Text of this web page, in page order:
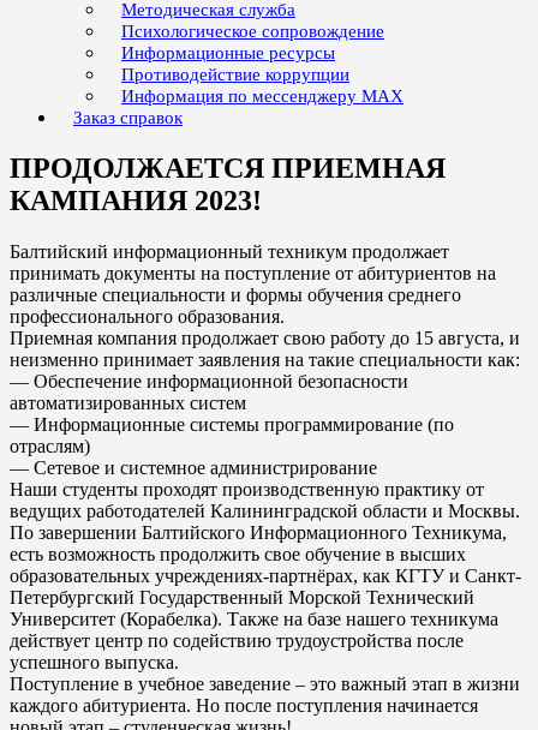
Методическая служба
Психологическое сопровождение
Информационные ресурсы
Противодействие коррупции
Информация по мессенджеру MAX
Заказ справок
ПРОДОЛЖАЕТСЯ ПРИЕМНАЯ
КАМПАНИЯ 2023!
Балтийский информационный техникум продолжает
принимать документы на поступление от абитуриентов на
различные специальности и формы обучения среднего
профессионального образования.
Приемная компания продолжает свою работу до 15 августа, и
неизменно принимает заявления на такие специальности как:
— Обеспечение информационной безопасности
автоматизированных систем
— Информационные системы программирование (по
отраслям)
— Сетевое и системное администрирование
Наши студенты проходят производственную практику от
ведущих работодателей Калининградской области и Москвы.
По завершении Балтийского Информационного Техникума,
есть возможность продолжить свое обучение в высших
образовательных учреждениях-партнёрах, как КГТУ и Санкт-
Петербургский Государственный Морской Технический
Университет (Корабелка). Также на базе нашего техникума
действует центр по содействию трудоустройства после
успешного выпуска.
Поступление в учебное заведение – это важный этап в жизни
каждого абитуриента. Но после поступления начинается